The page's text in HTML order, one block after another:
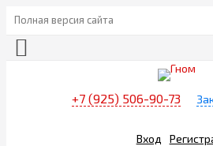
Полная версия сайта
+7 (925) 506-90-73
Вход